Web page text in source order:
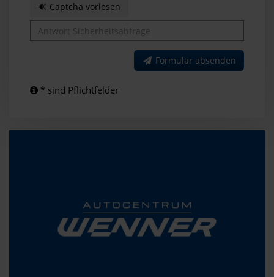
🔊 Captcha vorlesen
Formular absenden
* sind Pflichtfelder